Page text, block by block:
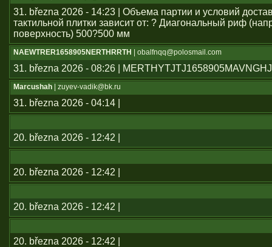
31. března 2026 - 14:23 | Объема партии и условий
тактильной плитки зависит от: ? Диагональный риф
поверхность) 500?500 мм
NAEWTRER1658905NERTHRRTH | obalfnqq@polosmail.com
31. března 2026 - 08:26 |
Marcushah | zuyev-vadik@bk.ru
31. března 2026 - 04:14 |
20. března 2026 - 12:42 |
20. března 2026 - 12:42 |
20. března 2026 - 12:42 |
20. března 2026 - 12:42 |